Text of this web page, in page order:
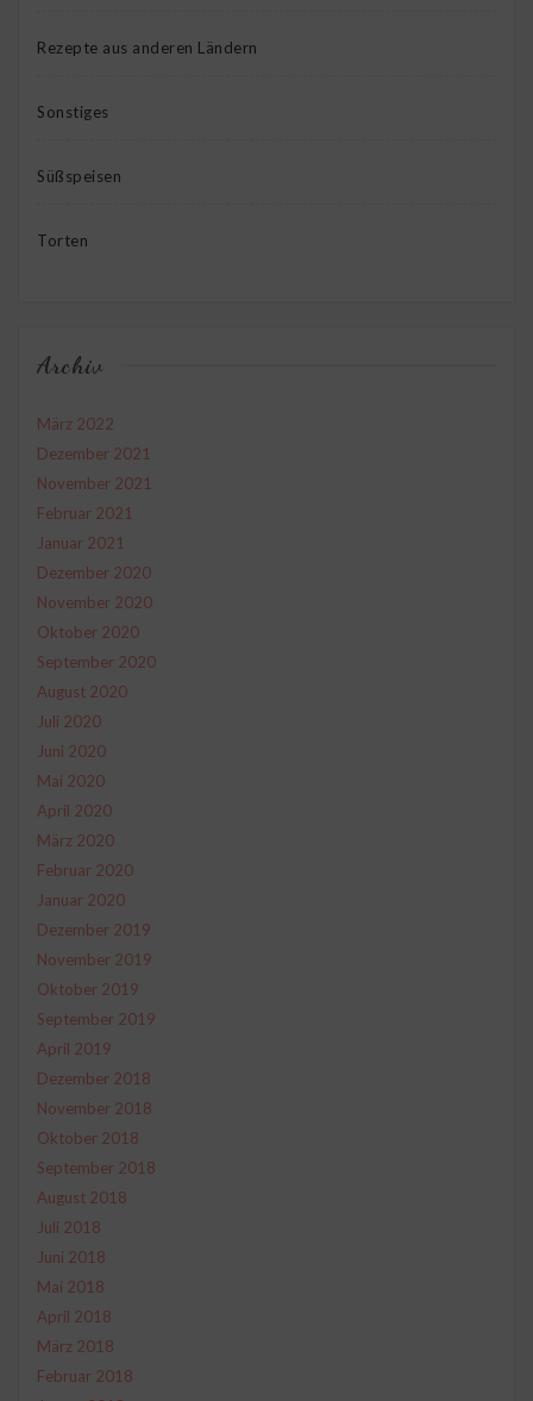
Rezepte aus anderen Ländern
Sonstiges
Süßspeisen
Torten
Archiv
März 2022
Dezember 2021
November 2021
Februar 2021
Januar 2021
Dezember 2020
November 2020
Oktober 2020
September 2020
August 2020
Juli 2020
Juni 2020
Mai 2020
April 2020
März 2020
Februar 2020
Januar 2020
Dezember 2019
November 2019
Oktober 2019
September 2019
April 2019
Dezember 2018
November 2018
Oktober 2018
September 2018
August 2018
Juli 2018
Juni 2018
Mai 2018
April 2018
März 2018
Februar 2018